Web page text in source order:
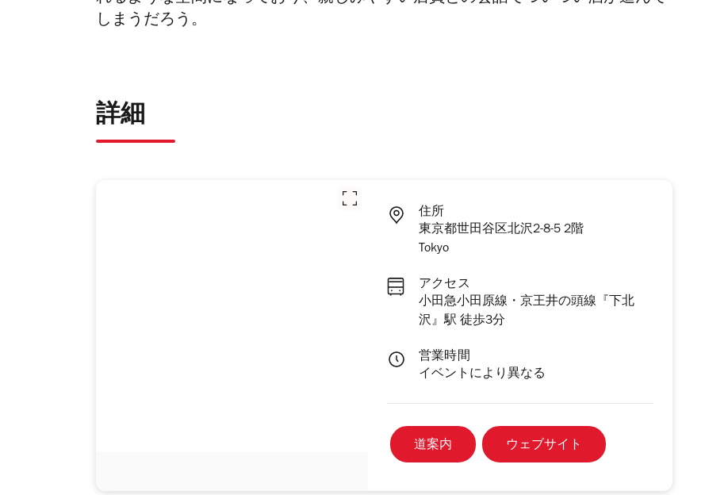
しまうだろう。
詳細
住所
東京都世田谷区北沢2-8-5 2階
Tokyo
アクセス
小田急小田原線・京王井の頭線『下北
沢』駅 徒歩3分
営業時間
イベントにより異なる
道案内 ウェブサイト